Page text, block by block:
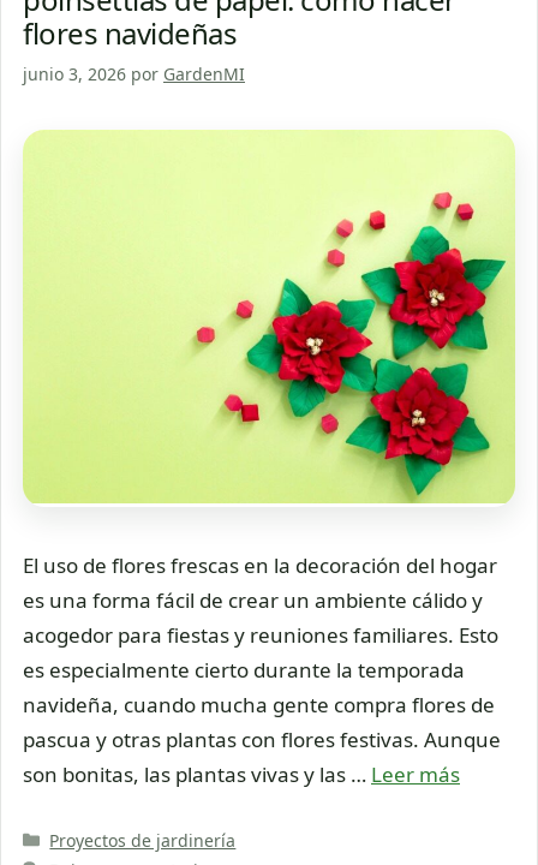
flores navideñas
junio 3, 2026 por GardenMI
El uso de flores frescas en la decoración del hogar
es una forma fácil de crear un ambiente cálido y
acogedor para fiestas y reuniones familiares. Esto
es especialmente cierto durante la temporada
navideña, cuando mucha gente compra flores de
pascua y otras plantas con flores festivas. Aunque
son bonitas, las plantas vivas y las … Leer más
Categorías
Proyectos de jardinería